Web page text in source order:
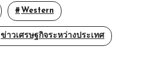
Western
ข่าวเศรษฐกิจระหว่างประเทศ